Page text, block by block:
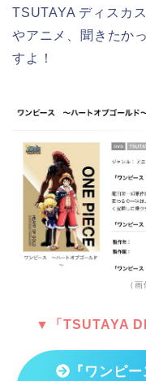
TSUTAYA ディスカ
やアニメ、聞きたか
すよ！
（
▼「TSUTAYA
『ワンピー